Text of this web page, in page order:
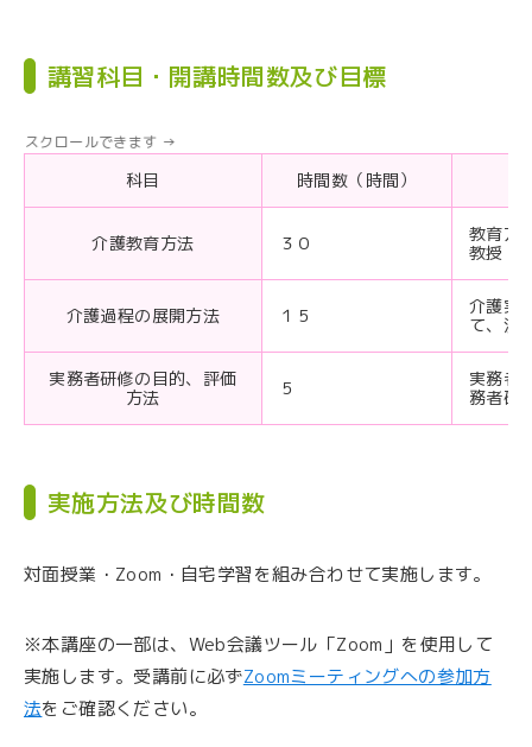
講習科目・開講時間数及び目標
科目 時間数（時間）
介護教育方法 ３０
教育方
教授・
介護過程の展開方法 １５
介護実
て、演
実務者研修の目的、評価
方法
５
実務者
務者研
実施方法及び時間数
対面授業・Zoom・自宅学習を組み合わせて実施します。
※本講座の一部は、Web会議ツール「Zoom」を使用して
実施します。受講前に必ずZoomミーティングへの参加方
法をご確認ください。